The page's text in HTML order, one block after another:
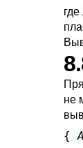
где
не
{ A